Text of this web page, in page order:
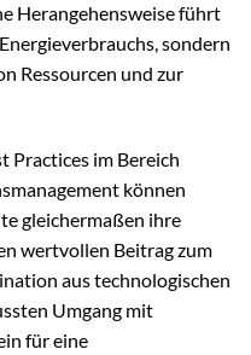
Herangehensweise führt
sondern
Ressourcen und zur
Practices im Bereich
können
gleichermaßen ihre
wertvollen Beitrag zum
aus technologischen
Umgang mit
für eine